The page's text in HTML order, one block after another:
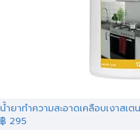
น้ำยาทำความสะอาดเคลือบเงาสเต
฿ 295